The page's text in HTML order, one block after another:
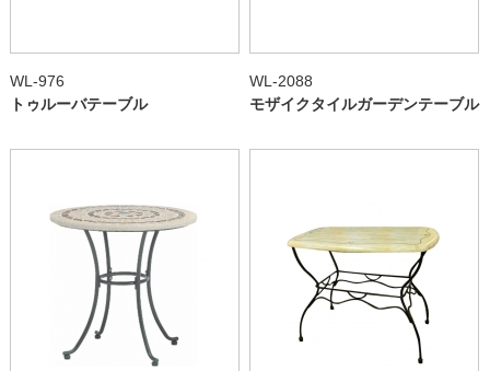
WL-976
トゥルーバテーブル
WL-2088
モザイクタイルガーデンテーブル